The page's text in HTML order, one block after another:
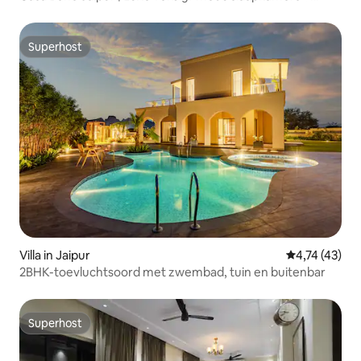
Superhost
Superhost
Villa in Jaipur Gemiddelde
4,74 (43)
2BHK-toevluchtsoord met zwembad, tuin en buitenbar
Superhost
Superhost